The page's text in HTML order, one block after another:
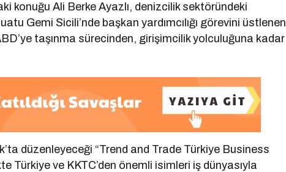
konuğu Ali Berke Ayazlı, denizcilik sektöründeki
Gemi Sicili’nde başkan yardımcılığı görevini üstlenen
taşınma sürecinden, girişimcilik yolculuğuna kadar
düzenleyeceği “Trend and Trade Türkiye Business
Türkiye ve KKTC’den önemli isimleri iş dünyasıyla